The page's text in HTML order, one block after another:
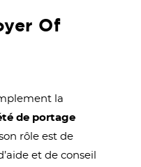
Of
la
de portage
rôle est de
et de conseil